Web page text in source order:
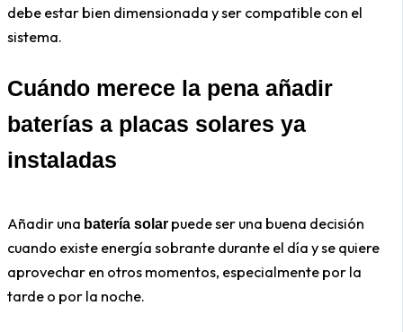
debe estar bien dimensionada y ser compatible con el
sistema.
Cuándo merece la pena añadir
baterías a placas solares ya
instaladas
Añadir una batería solar puede ser una buena decisión
cuando existe energía sobrante durante el día y se quiere
aprovechar en otros momentos, especialmente por la
tarde o por la noche.